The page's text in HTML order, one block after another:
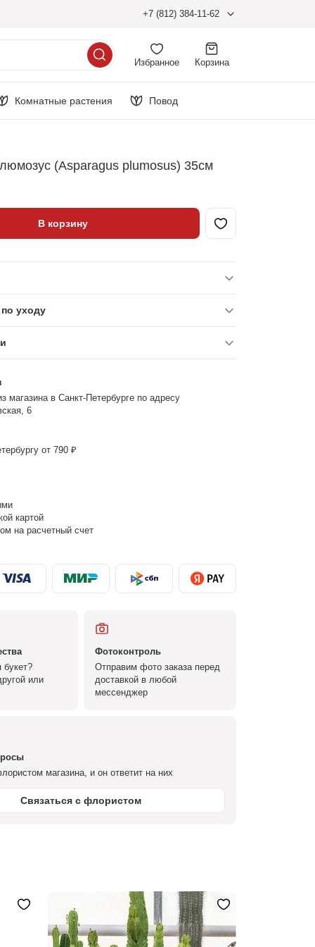
+7 (812) 384-11-62
Избранное Корзина
Комнатные растения Повод
(Asparagus plumosus) 35см
В корзину
уходу
магазина в Санкт-Петербурге по адресу
6
от 790 ₽
картой
на расчетный счет
букет?
или
Фотоконтроль
Отправим фото заказа перед
доставкой в любой
мессенджер
магазина, и он ответит на них
Связаться с флористом